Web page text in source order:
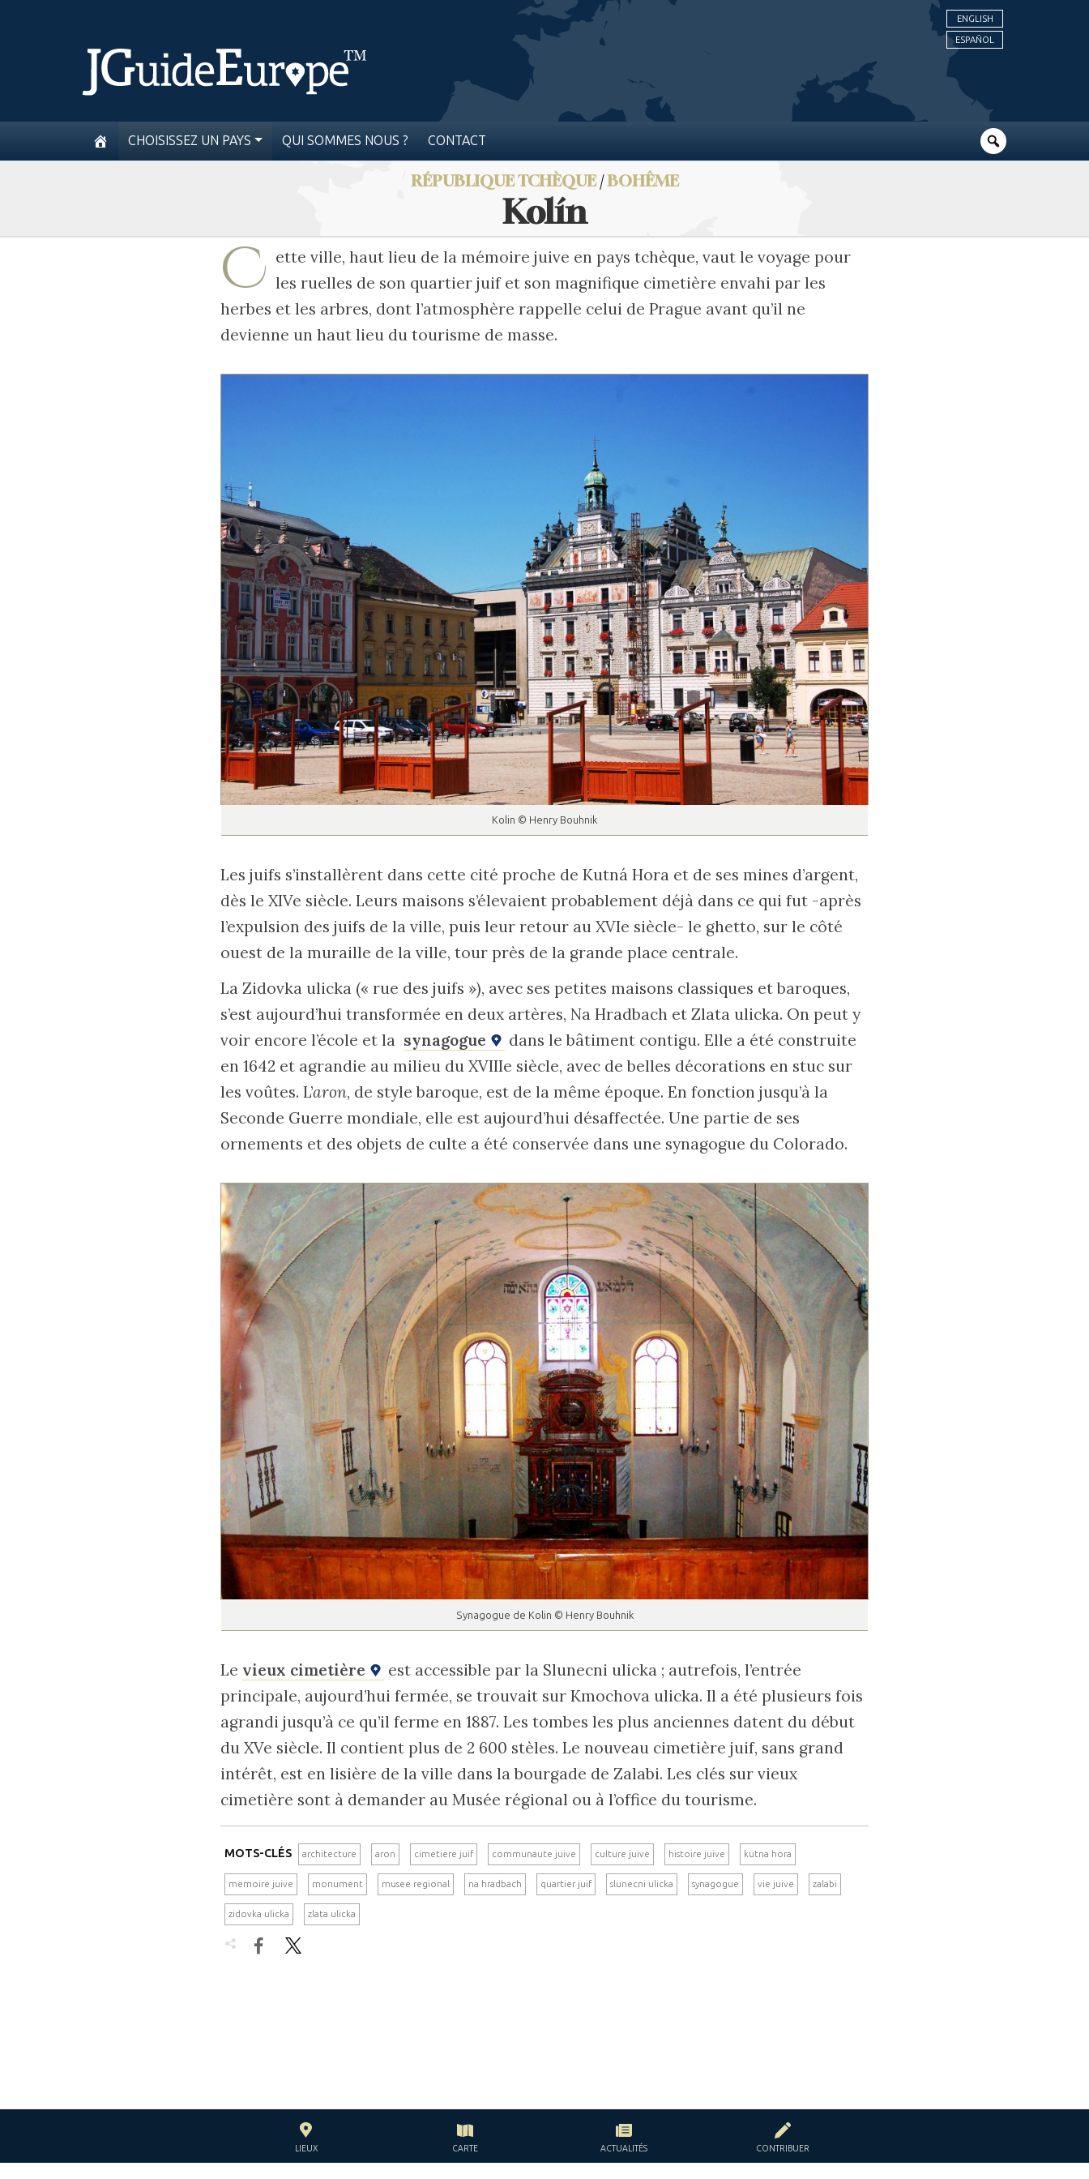
ENGLISH
ESPAÑOL
CHOISISSEZ UN PAYS QUI SOMMES NOUS ? CONTACT
RÉPUBLIQUE TCHÈQUE/BOHÊME
Kolín
C ette ville, haut lieu de la mémoire juive en pays tchèque, vaut le voyage pour
les ruelles de son quartier juif et son magnifique cimetière envahi par les
herbes et les arbres, dont l’atmosphère rappelle celui de Prague avant qu’il ne
devienne un haut lieu du tourisme de masse.
Kolin © Henry Bouhnik
Les juifs s’installèrent dans cette cité proche de Kutná Hora et de ses mines d’argent,
dès le XIVe siècle. Leurs maisons s’élevaient probablement déjà dans ce qui fut -après
l’expulsion des juifs de la ville, puis leur retour au XVIe siècle- le ghetto, sur le côté
ouest de la muraille de la ville, tour près de la grande place centrale.
La Zidovka ulicka (« rue des juifs »), avec ses petites maisons classiques et baroques,
s’est aujourd’hui transformée en deux artères, Na Hradbach et Zlata ulicka. On peut y
voir encore l’école et la synagogue
dans le bâtiment contigu. Elle a été construite
en 1642 et agrandie au milieu du XVIIIe siècle, avec de belles décorations en stuc sur
les voûtes. L’aron, de style baroque, est de la même époque. En fonction jusqu’à la
Seconde Guerre mondiale, elle est aujourd’hui désaffectée. Une partie de ses
ornements et des objets de culte a été conservée dans une synagogue du Colorado.
Synagogue de Kolin © Henry Bouhnik
Le vieux cimetière
est accessible par la Slunecni ulicka ; autrefois, l’entrée
principale, aujourd’hui fermée, se trouvait sur Kmochova ulicka. Il a été plusieurs fois
agrandi jusqu’à ce qu’il ferme en 1887. Les tombes les plus anciennes datent du début
du XVe siècle. Il contient plus de 2 600 stèles. Le nouveau cimetière juif, sans grand
intérêt, est en lisière de la ville dans la bourgade de Zalabi. Les clés sur vieux
cimetière sont à demander au Musée régional ou à l’office du tourisme.
MOTS-CLÉS architecture aron cimetiere juif communaute juive culture juive histoire juive kutna hora
memoire juive monument musee regional na hradbach quartier juif slunecni ulicka synagogue vie juive zalabi
zidovka ulicka zlata ulicka
 
LIEUX CARTE ACTUALITÉS CONTRIBUER